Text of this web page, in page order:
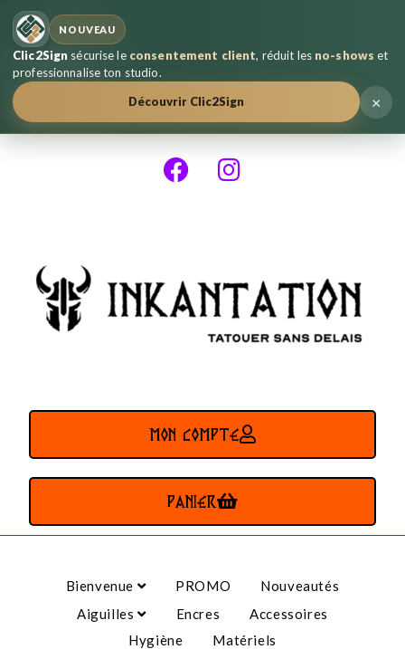
NOUVEAU
Clic2Sign sécurise le consentement client, réduit les no-shows et
professionnalise ton studio.
Découvrir Clic2Sign
×
MON COMPTE
PANIER
Bienvenue PROMO
Nouveautés
Aiguilles
Encres
Accessoires
Hygiène
Matériels